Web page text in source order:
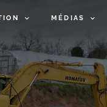
MÉDIAS